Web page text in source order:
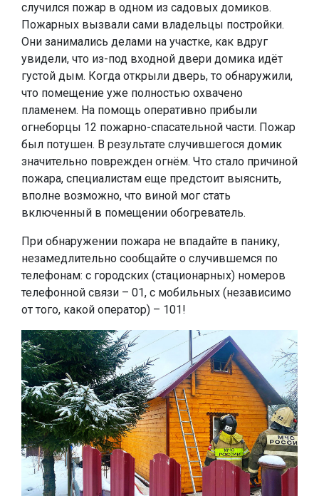
случился пожар в одном из садовых домиков.
Пожарных вызвали сами владельцы постройки.
Они занимались делами на участке, как вдруг
увидели, что из-под входной двери домика идёт
густой дым. Когда открыли дверь, то обнаружили,
что помещение уже полностью охвачено
пламенем. На помощь оперативно прибыли
огнеборцы 12 пожарно-спасательной части. Пожар
был потушен. В результате случившегося домик
значительно поврежден огнём. Что стало причиной
пожара, специалистам еще предстоит выяснить,
вполне возможно, что виной мог стать
включенный в помещении обогреватель.
При обнаружении пожара не впадайте в панику,
незамедлительно сообщайте о случившемся по
телефонам: с городских (стационарных) номеров
телефонной связи – 01, с мобильных (независимо
от того, какой оператор) – 101!